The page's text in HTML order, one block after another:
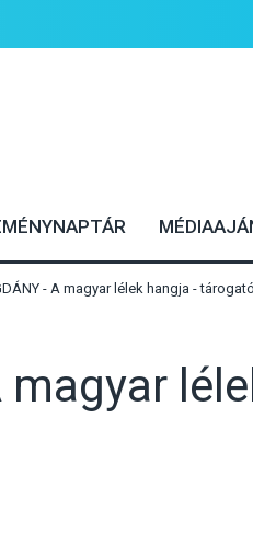
- A magyar lélek hangja -
magyar